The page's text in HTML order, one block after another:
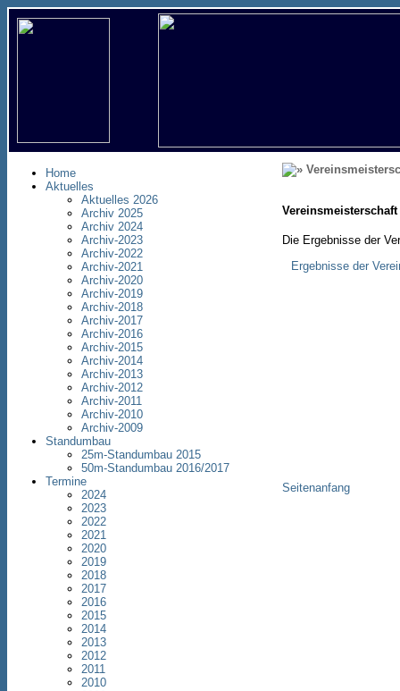
Home
Aktuelles
Aktuelles 2026
Archiv 2025
Archiv 2024
Archiv-2023
Archiv-2022
Archiv-2021
Archiv-2020
Archiv-2019
Archiv-2018
Archiv-2017
Archiv-2016
Archiv-2015
Archiv-2014
Archiv-2013
Archiv-2012
Archiv-2011
Archiv-2010
Archiv-2009
Standumbau
25m-Standumbau 2015
50m-Standumbau 2016/2017
Termine
2024
2023
2022
2021
2020
2019
2018
2017
2016
2015
2014
2013
2012
2011
2010
Vereinsmeisterschaft
Die Ergebnisse der
Ergebnisse der
Seitenanfang